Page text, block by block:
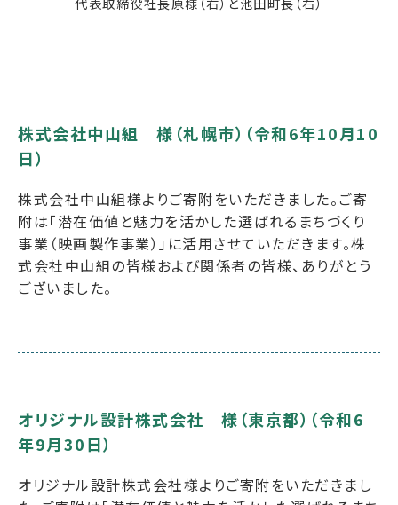
株式会社中山組 様（札幌市）（令和6年10月10
日）
株式会社中山組様よりご寄附をいただきました。ご寄
附は「潜在価値と魅力を活かした選ばれるまちづくり
事業（映画製作事業）」に活用させていただきます。株
式会社中山組の皆様および関係者の皆様、ありがとう
ございました。
オリジナル設計株式会社 様（東京都）（令和6
年9月30日）
オリジナル設計株式会社様よりご寄附をいただきまし